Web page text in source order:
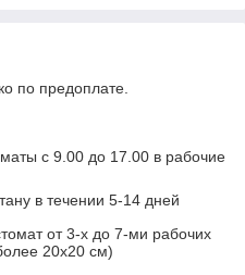
по предоплате.
с 9.00 до 17.00 в рабочие
в течении 5-14 дней
от 3-х до 7-ми рабочих
20х20 см)